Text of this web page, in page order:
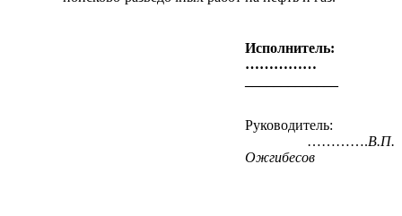
Исполнитель:
……………
Руководитель:
………….В.П.
Ожгибесов